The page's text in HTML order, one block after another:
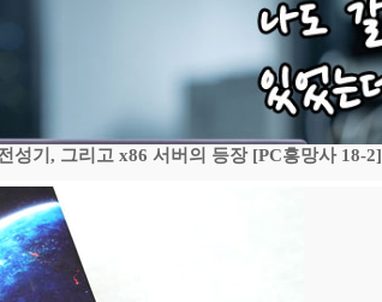
성기, 그리고 x86 서버의 등장 [PC흥망사 18-2]